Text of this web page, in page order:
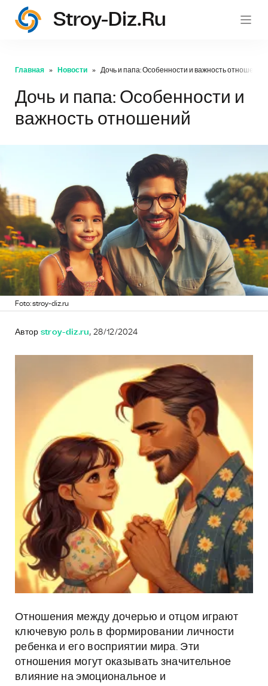
Stroy-Diz.ru
Главная Новости Дочь и папа: Особенности и важность отношений
Дочь и папа: Особенности и
важность отношений
Foto: stroy-diz.ru
Автор stroy-diz.ru, 28/12/2024
Отношения между дочерью и отцом играют
ключевую роль в формировании личности
ребенка и его восприятии мира. Эти
отношения могут оказывать значительное
влияние на эмоциональное и